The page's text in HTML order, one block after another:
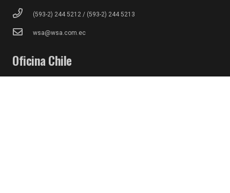
(593-2) 244 5212 / (593-2) 244 5213
wsa@wsa.com.ec
Oficina Chile